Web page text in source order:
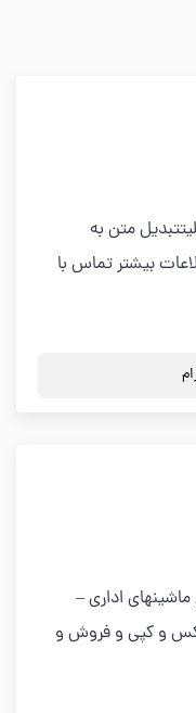
متن به
بیشتر تماس با
اداری –
و کپی و فروش و